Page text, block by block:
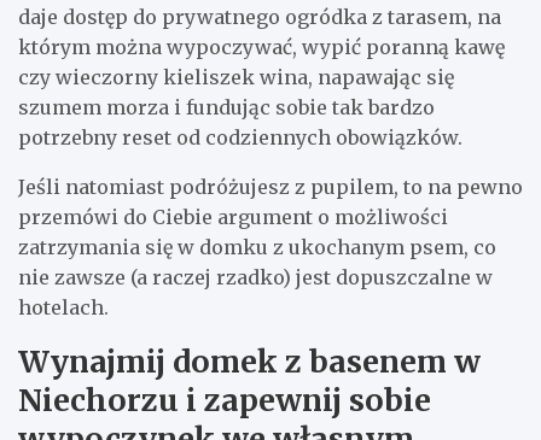
daje dostęp do prywatnego ogródka z tarasem, na
którym można wypoczywać, wypić poranną kawę
czy wieczorny kieliszek wina, napawając się
szumem morza i fundując sobie tak bardzo
potrzebny reset od codziennych obowiązków.
Jeśli natomiast podróżujesz z pupilem, to na pewno
przemówi do Ciebie argument o możliwości
zatrzymania się w domku z ukochanym psem, co
nie zawsze (a raczej rzadko) jest dopuszczalne w
hotelach.
Wynajmij domek z basenem w
Niechorzu i zapewnij sobie